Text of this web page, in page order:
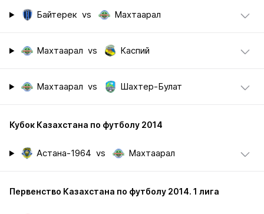
Байтерек vs Махтаарал
Махтаарал vs Каспий
Махтаарал vs Шахтер-Булат
Кубок Казахстана по футболу 2014
Астана-1964 vs Махтаарал
Первенство Казахстана по футболу 2014. 1 лига